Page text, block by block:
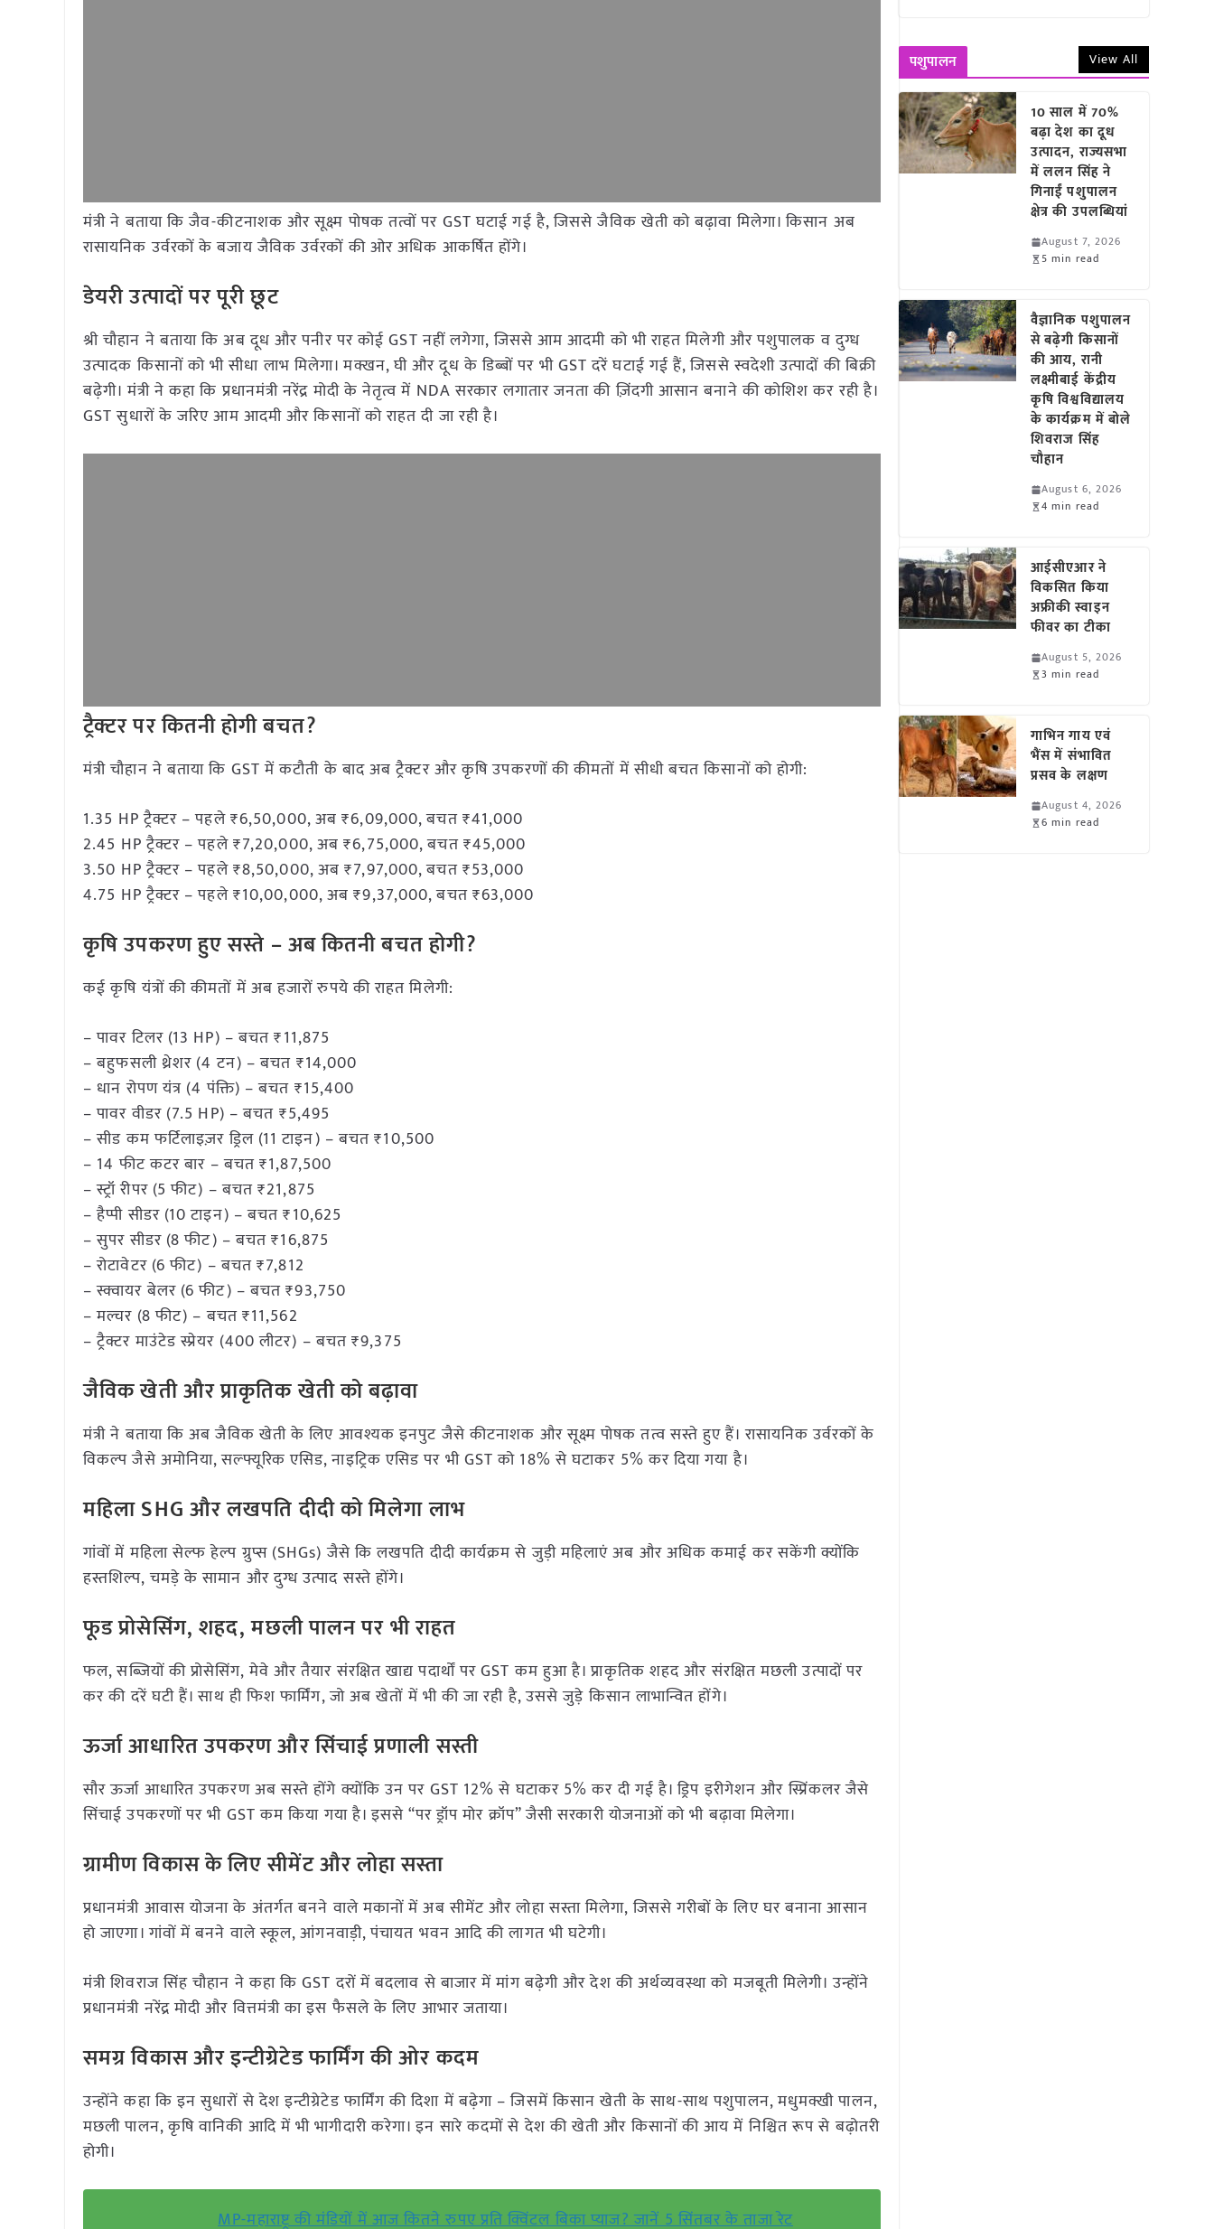
मंत्री ने बताया कि जैव-कीटनाशक और सूक्ष्म पोषक तत्वों पर GST घटाई गई है, जिससे जैविक खेती को बढ़ावा मिलेगा। किसान अब
रासायनिक उर्वरकों के बजाय जैविक उर्वरकों की ओर अधिक आकर्षित होंगे।
डेयरी उत्पादों पर पूरी छूट
श्री चौहान ने बताया कि अब दूध और पनीर पर कोई GST नहीं लगेगा, जिससे आम आदमी को भी राहत मिलेगी और पशुपालक व दुग्ध
उत्पादक किसानों को भी सीधा लाभ मिलेगा। मक्खन, घी और दूध के डिब्बों पर भी GST दरें घटाई गई हैं, जिससे स्वदेशी उत्पादों की बिक्री
बढ़ेगी। मंत्री ने कहा कि प्रधानमंत्री नरेंद्र मोदी के नेतृत्व में NDA सरकार लगातार जनता की ज़िंदगी आसान बनाने की कोशिश कर रही है।
GST सुधारों के जरिए आम आदमी और किसानों को राहत दी जा रही है।
ट्रैक्टर पर कितनी होगी बचत?
मंत्री चौहान ने बताया कि GST में कटौती के बाद अब ट्रैक्टर और कृषि उपकरणों की कीमतों में सीधी बचत किसानों को होगी:
1.35 HP ट्रैक्टर – पहले ₹6,50,000, अब ₹6,09,000, बचत ₹41,000
2.45 HP ट्रैक्टर – पहले ₹7,20,000, अब ₹6,75,000, बचत ₹45,000
3.50 HP ट्रैक्टर – पहले ₹8,50,000, अब ₹7,97,000, बचत ₹53,000
4.75 HP ट्रैक्टर – पहले ₹10,00,000, अब ₹9,37,000, बचत ₹63,000
कृषि उपकरण हुए सस्ते – अब कितनी बचत होगी?
कई कृषि यंत्रों की कीमतों में अब हजारों रुपये की राहत मिलेगी:
– पावर टिलर (13 HP) – बचत ₹11,875
– बहुफसली थ्रेशर (4 टन) – बचत ₹14,000
– धान रोपण यंत्र (4 पंक्ति) – बचत ₹15,400
– पावर वीडर (7.5 HP) – बचत ₹5,495
– सीड कम फर्टिलाइज़र ड्रिल (11 टाइन) – बचत ₹10,500
– 14 फीट कटर बार – बचत ₹1,87,500
– स्ट्रॉ रीपर (5 फीट) – बचत ₹21,875
– हैप्पी सीडर (10 टाइन) – बचत ₹10,625
– सुपर सीडर (8 फीट) – बचत ₹16,875
– रोटावेटर (6 फीट) – बचत ₹7,812
– स्क्वायर बेलर (6 फीट) – बचत ₹93,750
– मल्चर (8 फीट) – बचत ₹11,562
– ट्रैक्टर माउंटेड स्प्रेयर (400 लीटर) – बचत ₹9,375
जैविक खेती और प्राकृतिक खेती को बढ़ावा
मंत्री ने बताया कि अब जैविक खेती के लिए आवश्यक इनपुट जैसे कीटनाशक और सूक्ष्म पोषक तत्व सस्ते हुए हैं। रासायनिक उर्वरकों के
विकल्प जैसे अमोनिया, सल्फ्यूरिक एसिड, नाइट्रिक एसिड पर भी GST को 18% से घटाकर 5% कर दिया गया है।
महिला SHG और लखपति दीदी को मिलेगा लाभ
गांवों में महिला सेल्फ हेल्प ग्रुप्स (SHGs) जैसे कि लखपति दीदी कार्यक्रम से जुड़ी महिलाएं अब और अधिक कमाई कर सकेंगी क्योंकि
हस्तशिल्प, चमड़े के सामान और दुग्ध उत्पाद सस्ते होंगे।
फूड प्रोसेसिंग, शहद, मछली पालन पर भी राहत
फल, सब्ज़ियों की प्रोसेसिंग, मेवे और तैयार संरक्षित खाद्य पदार्थों पर GST कम हुआ है। प्राकृतिक शहद और संरक्षित मछली उत्पादों पर
कर की दरें घटी हैं। साथ ही फिश फार्मिंग, जो अब खेतों में भी की जा रही है, उससे जुड़े किसान लाभान्वित होंगे।
ऊर्जा आधारित उपकरण और सिंचाई प्रणाली सस्ती
सौर ऊर्जा आधारित उपकरण अब सस्ते होंगे क्योंकि उन पर GST 12% से घटाकर 5% कर दी गई है। ड्रिप इरीगेशन और स्प्रिंकलर जैसे
सिंचाई उपकरणों पर भी GST कम किया गया है। इससे “पर ड्रॉप मोर क्रॉप” जैसी सरकारी योजनाओं को भी बढ़ावा मिलेगा।
ग्रामीण विकास के लिए सीमेंट और लोहा सस्ता
प्रधानमंत्री आवास योजना के अंतर्गत बनने वाले मकानों में अब सीमेंट और लोहा सस्ता मिलेगा, जिससे गरीबों के लिए घर बनाना आसान
हो जाएगा। गांवों में बनने वाले स्कूल, आंगनवाड़ी, पंचायत भवन आदि की लागत भी घटेगी।
मंत्री शिवराज सिंह चौहान ने कहा कि GST दरों में बदलाव से बाजार में मांग बढ़ेगी और देश की अर्थव्यवस्था को मजबूती मिलेगी। उन्होंने
प्रधानमंत्री नरेंद्र मोदी और वित्तमंत्री का इस फैसले के लिए आभार जताया।
समग्र विकास और इन्टीग्रेटेड फार्मिंग की ओर कदम
उन्होंने कहा कि इन सुधारों से देश इन्टीग्रेटेड फार्मिंग की दिशा में बढ़ेगा – जिसमें किसान खेती के साथ-साथ पशुपालन, मधुमक्खी पालन,
मछली पालन, कृषि वानिकी आदि में भी भागीदारी करेगा। इन सारे कदमों से देश की खेती और किसानों की आय में निश्चित रूप से बढ़ोतरी
होगी।
MP-महाराष्ट्र की मंडियों में आज कितने रुपए प्रति क्विंटल बिका प्याज? जानें 5 सिंतबर के ताजा रेट
पशुपालन View All
10 साल में 70%
बढ़ा देश का दूध
उत्पादन, राज्यसभा
में ललन सिंह ने
गिनाईं पशुपालन
क्षेत्र की उपलब्धियां
August 7, 2026
5 min read
वैज्ञानिक पशुपालन
से बढ़ेगी किसानों
की आय, रानी
लक्ष्मीबाई केंद्रीय
कृषि विश्वविद्यालय
के कार्यक्रम में बोले
शिवराज सिंह
चौहान
August 6, 2026
4 min read
आईसीएआर ने
विकसित किया
अफ्रीकी स्वाइन
फीवर का टीका
August 5, 2026
3 min read
गाभिन गाय एवं
भैंस में संभावित
प्रसव के लक्षण
August 4, 2026
6 min read